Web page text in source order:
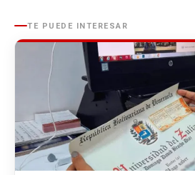
TE PUEDE INTERESAR